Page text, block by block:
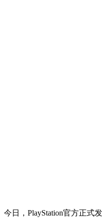
今日，PlayStation官方正式